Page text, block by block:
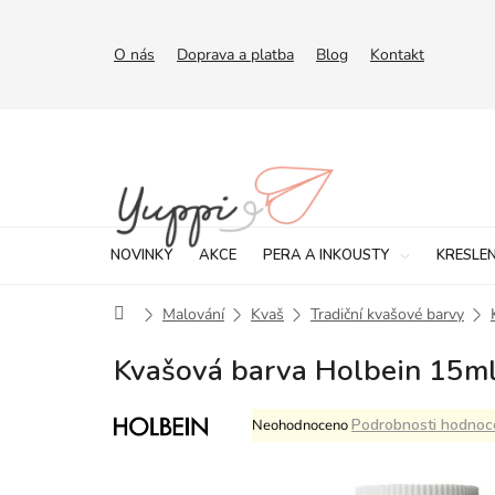
O nás Doprava a platba Blog Kontakt
NOVINKY AKCE PERA A INKOUSTY
DomůMalování Kvaš Tradiční kvašové barvy
Kvašová barva Holbein
Průměrné
hodnocení
NeohodnocenoPodrobnosti